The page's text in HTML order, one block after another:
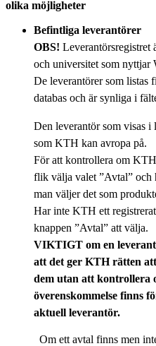
olika möjligheter
Befintliga leverantörer
OBS! Leverantörsregistret
och universitet som nyttjar
De leverantörer som listas
databas och är synliga i
Den leverantör som visas
som KTH kan avropa på.
För att kontrollera om
flik välja valet ”Avtal” och
man väljer det som
Har inte KTH ett
knappen ”Avtal” att välja.
VIKTIGT om en
att det ger KTH rätten
dem utan att kontrollera
överenskommelse finns
aktuell leverantör.
Om ett avtal finns men